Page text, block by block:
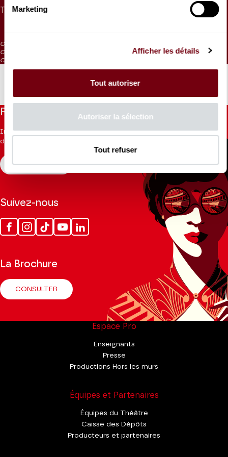
Marketing
Afficher les détails
Tout autoriser
Autoriser la sélection
Tout refuser
Tarif Jeunes - 30 ans
CAT. 5 : visibilité réduite
CAT. 6 : visibilité très réduite
CAT. 7 : places d'écoute / en vente aux caisses 1h avant la représentation
Restez informés
Inscrivez-vous à la newsletter pour recevoir les informations
du Théâtre.
S'INSCRIRE
Suivez-nous
FacebookInstagram
Tik
Tok
YoutubeLinkedin
La Brochure
CONSULTER
Espace Pro
Enseignants
Presse
Productions Hors les murs
Équipes et Partenaires
Équipes du Théâtre
Caisse des Dépôts
Producteurs et partenaires